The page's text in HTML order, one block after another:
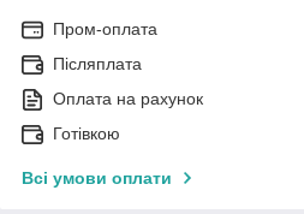
Пром-оплата
Післяплата
Оплата на рахунок
Готівкою
Всі умови оплати